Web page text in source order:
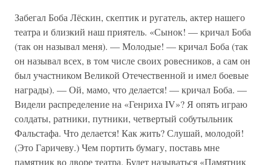
Забегал Боба Лёскин, скептик и ругатель, актер нашего
театра и близкий наш приятель. «Сынок! — кричал Боба
(так он называл меня). — Молодые! — кричал Боба (так
он называл всех, в том числе своих ровесников, а сам он
был участником Великой Отечественной и имел боевые
награды). — Ой, мамо, что делается! — кричал Боба. —
Видели распределение на «Генриха IV»? Я опять играю
солдаты, ратники, путники, четвертый собутыльник
Фальстафа. Что делается! Как жить? Слушай, молодой!
(Это Гаричеву.) Чем портить бумагу, поставь мне
памятник во дворе театра. Будет называться «Памятник